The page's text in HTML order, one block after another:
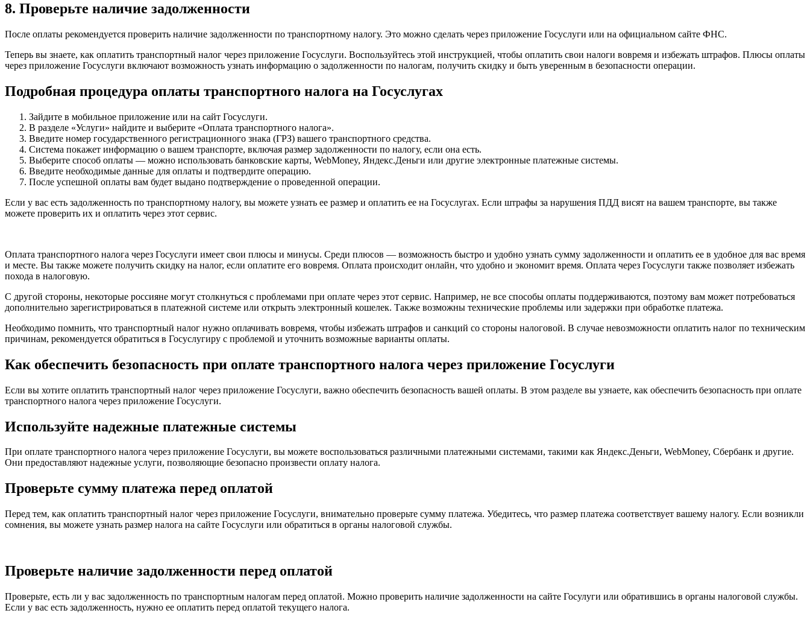
8. Проверьте наличие задолженности
После оплаты рекомендуется проверить наличие задолженности по транспортному налогу. Это можно сделать через приложение Госуслуги или на официальном сайте ФНС.
Теперь вы знаете, как оплатить транспортный налог через приложение Госуслуги. Воспользуйтесь этой инструкцией, чтобы оплатить свои налоги вовремя и избежать штрафов. Плюсы оплаты
через приложение Госуслуги включают возможность узнать информацию о задолженности по налогам, получить скидку и быть уверенным в безопасности операции.
Подробная процедура оплаты транспортного налога на Госуслугах
Зайдите в мобильное приложение или на сайт Госуслуги.
В разделе «Услуги» найдите и выберите «Оплата транспортного налога».
Введите номер государственного регистрационного знака (ГРЗ) вашего транспортного средства.
Система покажет информацию о вашем транспорте, включая размер задолженности по налогу, если она есть.
Выберите способ оплаты — можно использовать банковские карты, WebMoney, Яндекс.Деньги или другие электронные платежные системы.
Введите необходимые данные для оплаты и подтвердите операцию.
После успешной оплаты вам будет выдано подтверждение о проведенной операции.
Если у вас есть задолженность по транспортному налогу, вы можете узнать ее размер и оплатить ее на Госуслугах. Если штрафы за нарушения ПДД висят на вашем транспорте, вы также
можете проверить их и оплатить через этот сервис.
Оплата транспортного налога через Госуслуги имеет свои плюсы и минусы. Среди плюсов — возможность быстро и удобно узнать сумму задолженности и оплатить ее в удобное для вас время
и месте. Вы также можете получить скидку на налог, если оплатите его вовремя. Оплата происходит онлайн, что удобно и экономит время. Оплата через Госуслуги также позволяет избежать
похода в налоговую.
С другой стороны, некоторые россияне могут столкнуться с проблемами при оплате через этот сервис. Например, не все способы оплаты поддерживаются, поэтому вам может потребоваться
дополнительно зарегистрироваться в платежной системе или открыть электронный кошелек. Также возможны технические проблемы или задержки при обработке платежа.
Необходимо помнить, что транспортный налог нужно оплачивать вовремя, чтобы избежать штрафов и санкций со стороны налоговой. В случае невозможности оплатить налог по техническим
причинам, рекомендуется обратиться в Госуслугиру с проблемой и уточнить возможные варианты оплаты.
Как обеспечить безопасность при оплате транспортного налога через приложение Госуслуги
Если вы хотите оплатить транспортный налог через приложение Госуслуги, важно обеспечить безопасность вашей оплаты. В этом разделе вы узнаете, как обеспечить безопасность при оплате
транспортного налога через приложение Госуслуги.
Используйте надежные платежные системы
При оплате транспортного налога через приложение Госуслуги, вы можете воспользоваться различными платежными системами, такими как Яндекс.Деньги, WebMoney, Сбербанк и другие.
Они предоставляют надежные услуги, позволяющие безопасно произвести оплату налога.
Проверьте сумму платежа перед оплатой
Перед тем, как оплатить транспортный налог через приложение Госуслуги, внимательно проверьте сумму платежа. Убедитесь, что размер платежа соответствует вашему налогу. Если возникли
сомнения, вы можете узнать размер налога на сайте Госуслуги или обратиться в органы налоговой службы.
Проверьте наличие задолженности перед оплатой
Проверьте, есть ли у вас задолженность по транспортным налогам перед оплатой. Можно проверить наличие задолженности на сайте Госулуги или обратившись в органы налоговой службы.
Если у вас есть задолженность, нужно ее оплатить перед оплатой текущего налога.